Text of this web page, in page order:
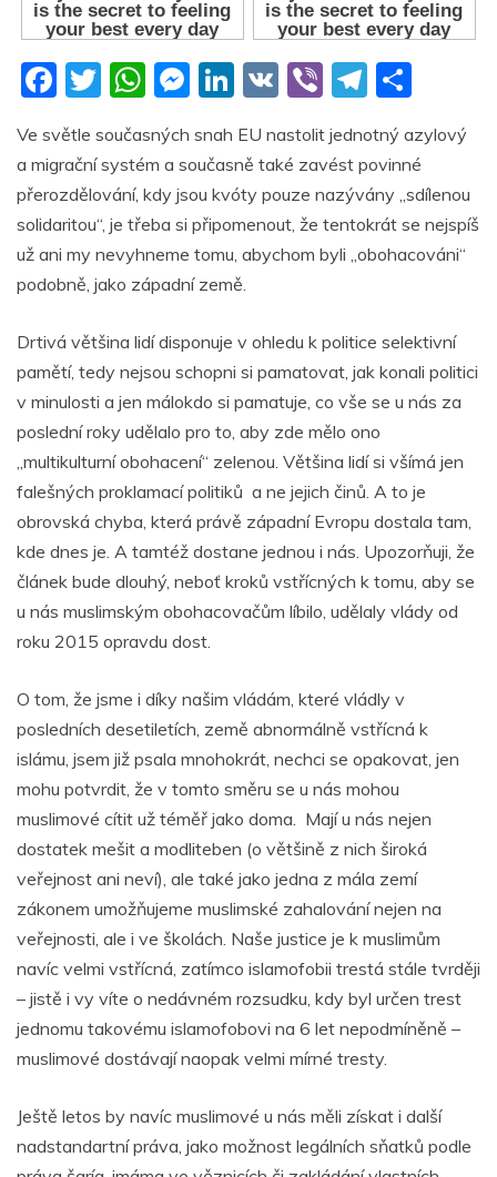
F
a
c
e
b
o
o
k
T
w
itt
er
W
at
s
A
p
p
M
ss
e
n
g
er
Li
k
e
dI
n
V
Vi
er
T
e
gr
a
m
ar
e
Ve světle současných snah EU nastolit jednotný azylový
a migrační systém a současně také zavést povinné
přerozdělování, kdy jsou kvóty pouze nazývány „sdílenou
solidaritou“, je třeba si připomenout, že tentokrát se nejspíš
už ani my nevyhneme tomu, abychom byli „obohacováni“
podobně, jako západní země.
Drtivá většina lidí disponuje v ohledu k politice selektivní
pamětí, tedy nejsou schopni si pamatovat, jak konali politici
v minulosti a jen málokdo si pamatuje, co vše se u nás za
poslední roky udělalo pro to, aby zde mělo ono
„multikulturní obohacení“ zelenou. Většina lidí si všímá jen
falešných proklamací politiků a ne jejich činů. A to je
obrovská chyba, která právě západní Evropu dostala tam,
kde dnes je. A tamtéž dostane jednou i nás. Upozorňuji, že
článek bude dlouhý, neboť kroků vstřícných k tomu, aby se
u nás muslimským obohacovačům líbilo, udělaly vlády od
roku 2015 opravdu dost.
O tom, že jsme i díky našim vládám, které vládly v
posledních desetiletích, země abnormálně vstřícná k
islámu, jsem již psala mnohokrát, nechci se opakovat, jen
mohu potvrdit, že v tomto směru se u nás mohou
muslimové cítit už téměř jako doma. Mají u nás nejen
dostatek mešit a modliteben (o většině z nich široká
veřejnost ani neví), ale také jako jedna z mála zemí
zákonem umožňujeme muslimské zahalování nejen na
veřejnosti, ale i ve školách. Naše justice je k muslimům
navíc velmi vstřícná, zatímco islamofobii trestá stále tvrději
– jistě i vy víte o nedávném rozsudku, kdy byl určen trest
jednomu takovému islamofobovi na 6 let nepodmíněně –
muslimové dostávají naopak velmi mírné tresty.
Ještě letos by navíc muslimové u nás měli získat i další
nadstandartní práva, jako možnost legálních sňatků podle